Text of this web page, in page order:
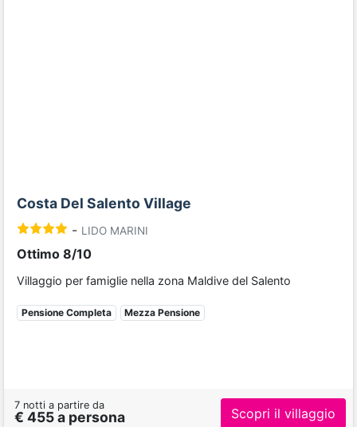
Costa Del Salento Village
- LIDO MARINI
Ottimo 8/10
Villaggio per famiglie nella zona Maldive del Salento
Pensione Completa Mezza Pensione
7 notti a partire da
€ 455 a persona Scopri il villaggio